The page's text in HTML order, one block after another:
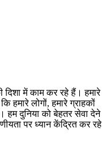
में काम कर रहे हैं। हमारे
हमारे लोगों, हमारे ग्राहकों
हम दुनिया को बेहतर सेवा देने
पर ध्यान केंद्रित कर रहे